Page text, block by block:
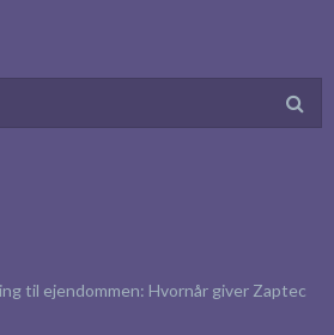
til ejendommen: Hvornår giver Zaptec